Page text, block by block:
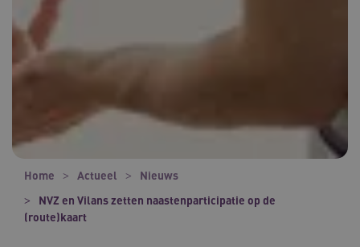
Home Actueel
Nieuws
NVZ en Vilans zetten naastenparticipatie op de
(route)kaart